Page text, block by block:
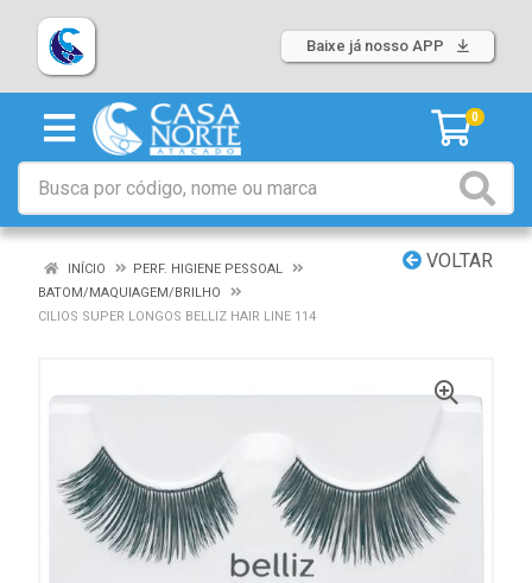
Baixe já nosso APP
0
VOLTAR
INÍCIO
PERF. HIGIENE PESSOAL
BATOM/MAQUIAGEM/BRILHO
CILIOS SUPER LONGOS BELLIZ HAIR LINE 114